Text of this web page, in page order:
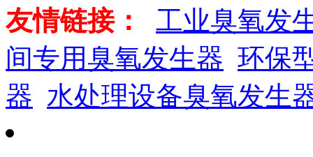
友情链接：
工业臭氧发
间专用臭氧发生器 环保
器 水处理设备臭氧发生